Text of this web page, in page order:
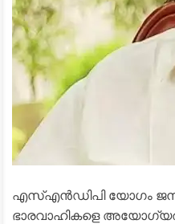
എസ്എൻഡിപി യോഗം
ഭാരവാഹികളെ